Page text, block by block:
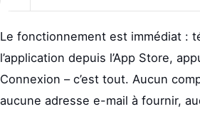
Le fonctionnement est immédiat :
l’application depuis l’App Store,
Connexion – c’est tout. Aucun
aucune adresse e-mail à fournir,